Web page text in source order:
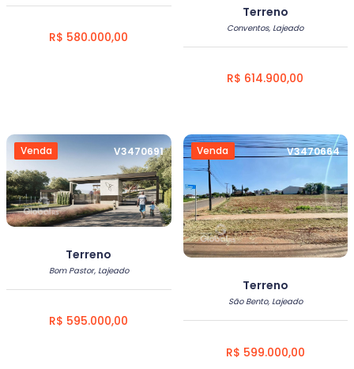
R$ 580.000,00
Terreno
Conventos, Lajeado
R$ 614.900,00
Venda V3470691
Terreno
Bom Pastor, Lajeado
R$ 595.000,00
Venda V3470664
Terreno
São Bento, Lajeado
R$ 599.000,00